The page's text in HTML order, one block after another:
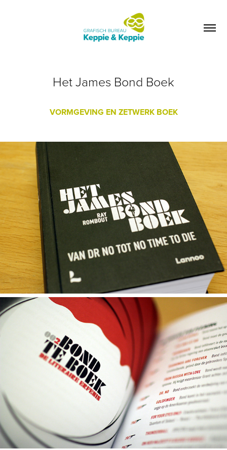
Het James Bond Boek
VORMGEVING EN ZETWERK BOEK